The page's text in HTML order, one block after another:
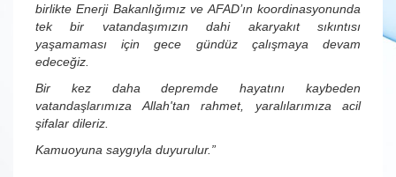
birlikte Enerji Bakanlığımız ve AFAD’ın koordinasyonunda
tek bir vatandaşımızın dahi akaryakıt sıkıntısı
yaşamaması için gece gündüz çalışmaya devam
edeceğiz.
Bir kez daha depremde hayatını kaybeden
vatandaşlarımıza Allah'tan rahmet, yaralılarımıza acil
şifalar dileriz.
Kamuoyuna saygıyla duyurulur.”